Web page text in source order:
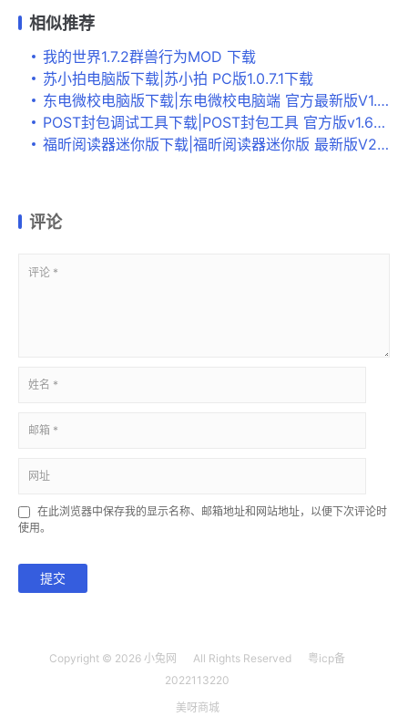
相似推荐
我的世界1.7.2群兽行为MOD 下载
苏小拍电脑版下载|苏小拍 PC版1.0.7.1下载
东电微校电脑版下载|东电微校电脑端 官方最新版V1.0.2.0下载
POST封包调试工具下载|POST封包工具 官方版v1.6下载
福昕阅读器迷你版下载|福昕阅读器迷你版 最新版V2.3.2下载
评论
在此浏览器中保存我的显示名称、邮箱地址和网站地址，以便下次评论时
使用。
提交
Copyright © 2026 小兔网 All Rights Reserved
粤icp备
2022113220
美呀商城